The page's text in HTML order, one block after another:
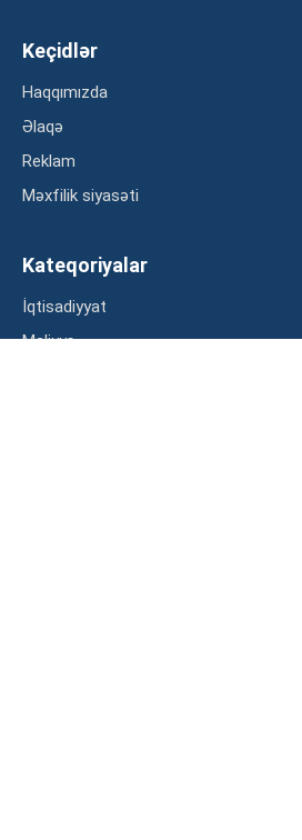
Keçidlər
Haqqımızda
Əlaqə
Reklam
Məxfilik siyasəti
Kateqoriyalar
İqtisadiyyat
Maliyyə